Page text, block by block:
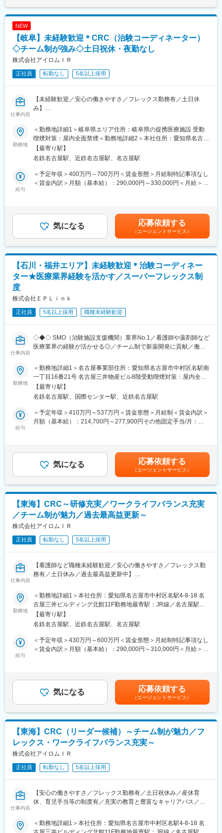
変更の範囲：会社の定める業務
（2）スケジュール管理力：
治験には決まった検査や診察の予定があるため、患者さんが無理
なく通えるように予定を調整する力が身につきます。
薬の種類や副作用、検査の内容など、医療に関する知識が自然と
（4）パソコンや書類の整理力：
検査の結果を記録したり、書類をまとめたりする仕事もありま
（5）チームで働く力：
治験は医師、看護師、薬剤師など、いろんな職種の人と協力して
進めるので、チームワークの大切さを学べます。
■安心の働きやすさ：
フレックスタイム制も取り入れ、柔軟に働き方をアレンジ可能。
導入研修が80時間あり、手厚いフォロー体制があります。
CRC社内認定制度を採用し、継続研修を充実させることで常に新
す。
■キャリアステップ：
CRCとして幅広い経験を積むことや、スペシャリストとして特定
また、グループの垣根を超えCRCからSMAやCRAへのキャリアチ
ェンジ、事業の枠をこえ新たなキャリアにチャレンジされている
方もいらっしゃいます。
変更の範囲：会社の定める業務
NEW
【岐阜】未経験歓迎＊CRC（治験コーディネーター）
◇チーム制が強み◇土日祝休・夜勤なし
株式会社アイロムＩＲ
正社員 転勤なし 5名以上採用
仕事内容
【未経験歓迎／安心の働きやすさ／フレックス勤務有／土日休
み】
■業務詳細／治験コーディネーター（CRCって何？）
新しい薬や治療法が安全で効果的かどうかを確かめるための臨床
試験（治験）をサポートする仕事です。
＜具体的に＞
患者さんが治験に参加する手続きを助けたり、治験中のデータを
収集・管理をします。
に貢献できるやりがいのある仕事です。
※担当する医療機関に常駐しての業務となります。
患者さんに治験の内容をわかりやすく説明したり、医師や看護師
と連携することで伝える力が身に付きます。
（2）スケジュール管理力：
なく通えるように予定を調整する力が身につきます。
薬の種類や副作用、検査の内容など、医療に関する知識が自然と
（4）パソコンや書類の整理力：
検査の結果を記録したり、書類をまとめたりする仕事もありま
（5）チームで働く力：
治験は医師、看護師、薬剤師など、いろんな職種の人と協力して
進めるので、チームワークの大切さを学べます。
■安心の働きやすさ：
フレックスタイム制も取り入れ、柔軟に働き方をアレンジ可能。
導入研修が80時間あり、手厚いフォロー体制があります。
CRC社内認定制度を採用し、継続研修を充実させることで常に新
しい知識を身につけ、スキルアップできる環境を用意していま
す。
■キャリアステップ：
CRCとして幅広い経験を積むことや、スペシャリストとして特定
の疾患領域の専門的な経験を積んでいくことも可能です。
また、グループの垣根を超えCRCからSMAやCRAへのキャリアチ
ェンジ、事業の枠をこえ新たなキャリアにチャレンジされている
方もいらっしゃいます。
変更の範囲：会社の定める業務
勤務地
＜勤務地詳細1＞岐阜県エリア住所：岐阜県の提携医療施設 受動
喫煙対策：屋内全面禁煙＜勤務地詳細2＞本社住所：愛知県名古屋
市中村区名駅4-8-18 名古屋三井ビルディング北館11F勤務地最寄
駅：JR線／名古屋駅受動喫煙対策：屋内全面禁煙変更の範囲：会
【最寄り駅】
名鉄名古屋駅、近鉄名古屋駅、名古屋駅
給与
＜予定年収＞400万円～700万円＜賃金形態＞月給制特記事項なし
＜賃金内訳＞月額（基本給）：290,000円～330,000円＜月給＞
があります。月給(月額)は固定手当を含めた表記です。
気になる 応募依頼する
（エージェントサービス）
【石川・福井エリア】未経験歓迎＊治験コーディネー
ター★医療業界経験を活かす／スーパーフレックス制
度
株式会社ＥＰＬｉｎｋ
正社員 5名以上採用 職種未経験歓迎
仕事内容
◇◆◇ SMO（治験施設支援機関）業界No.1／看護師や薬剤師など
医療業界の経験が活かせる◎／チーム制で新薬開発に貢献／働き
【CRC=治験コーディネーターとは？】
病院・クリニックを訪問して、患者様や医師や院内スタッフ、さ
らに製薬企業との連絡・調整役を担います。また、治験を受けて
いただく患者様の相談相手となり、じっくり向き合う仕事です。
【CRCのやりがい】
接聞けることもあります。患者様や医療機関から「ありがとう」
と感謝の言葉をいただけたときの喜びは、ひとしおです。
■午前：
・治験の進捗状況の確認や患者様対応の予定などを、院内の治験
事務局に共有
・来院された患者様の診察や検査に同席し、治験が手順通りに行
われているか、患者様の状態変化が無いかを確認します。
■午後：
・患者様の報告書作成
・治験の参加候補となる患者様をカルテから探す
・医師との打ち合わせ
■基礎研修が充実：
入社後1か月は研修期間となります。ビジネスマナーやPCスキル
研修が入社後研修としてあり、PC慣れしていない方も安心してご
入社いただけます。
現場配属後は、OJTで独り立ちまでサポートその後も定期的なフ
ォローアップ研修や、専門性を高める継続研修、階層別研修など
・ご自宅から1時間程度で通える施設をお任せする予定です。
・スーパーフレックスタイム制を導入しており、社員自身が業務
のスケジュールに合わせて始業、就業時間を決めることができま
す。
・5日間のリフレッシュ休暇制度や、時間単位で取得できる有給休
暇。
・産前産後休暇（妊娠中時短勤務あり）、子供が3歳になるまで取
得できる育児休業、
復帰後は短時間勤務制度の利用も可能。
※育児休業から復帰し3ヶ月後に、育児補助支援金を給付。
変更の範囲：会社の定める業務
勤務地
＜勤務地詳細1＞名古屋事業部住所：愛知県名古屋市中村区名駅南
一丁目16番21号 名古屋三井物産ビル8階受動喫煙対策：屋内全面
禁煙＜勤務地詳細2＞石川・福井エリア住所：石川県 受動喫煙対
策：屋内全面禁煙変更の範囲：会社の定める事業所
【最寄り駅】
名鉄名古屋駅、国際センター駅、近鉄名古屋駅
給与
＜予定年収＞410万円～537万円＜賃金形態＞月給制＜賃金内訳＞
月額（基本給）：214,700円～277,900円その他固定手当/月：
CRC手当・休日連絡対応手当■賞与：年2回（6月、12月）／昇
給：年1回（10月）※業績に応じ、決算賞与（秋季賞与）支給の場
合あり（10月）■時間外・休日出勤手当等の割増賃金は別途支給
賃金はあくまでも目安の金額であり、選考を通じて上下する可能
性があります。月給(月額)は固定手当を含めた表記です。
気になる 応募依頼する
（エージェントサービス）
【東海】CRC～研修充実／ワークライフバランス充実
／チーム制が魅力／過去最高益更新～
株式会社アイロムＩＲ
正社員 転勤なし 5名以上採用
仕事内容
【看護師など職種未経験歓迎／安心の働きやすさ／フレックス勤
務有／土日休み／過去最高益更新中】
験コーディネーター）として下記業務を行っていただきます。
・患者への試験の説明
・治験のスケジュール管理
・各種データの収集、管理など
■勤務地について
お住まいの地域や通勤時間を考慮します。
※ご自宅から担当医療機関への直行・直帰がメインです。
叶えながら働けるような環境作りを大切にしています。フレック
ス勤務制度、時短制度、産休育休、育児手当等の制度が充実し、
子育てとも両立させながらの勤務が可能です。チームで連携をと
ます。
【充実の教育と豊富なキャリアパス】
・CRC社内認定制度を採用し、研修の実施および履修記録を管理
することで知識・経験そして指導力を一定の基準で評価していま
す。自身のレベルに応じ、実務レベル、マネジメントレベル、デ
ィレクターレベルといった社内認定制度があり、目標をもって
日々の業務にあたれます。
・社員に多様な機会を提供し、新たなキャリアへの挑戦をサポー
トしています。CRCとしてのスキルアップも、一度に同じ施設内
の別の疾患領域のプロジェクトを担当することもでき、幅広い経
な経験を積んでいくことも可能です。また、グループの垣根を超
勤務地
＜勤務地詳細1＞本社住所：愛知県名古屋市中村区名駅4-8-18 名
古屋三井ビルディング北館11F勤務地最寄駅：JR線／名古屋駅受
動喫煙対策：屋内全面禁煙＜勤務地詳細2＞東海住所：東海エリア
（愛知県、静岡県、岐阜県、三重県、） 受動喫煙対策：屋内全面
【最寄り駅】
名鉄名古屋駅、近鉄名古屋駅、名古屋駅
給与
＜予定年収＞430万円～600万円＜賃金形態＞月給制特記事項なし
＜賃金内訳＞月額（基本給）：290,000円～310,000円＜月給＞
があります。月給(月額)は固定手当を含めた表記です。
気になる 応募依頼する
（エージェントサービス）
【東海】CRC（リーダー候補）～チーム制が魅力／フ
レックス・ワークライフバランス充実～
株式会社アイロムＩＲ
正社員 転勤なし 5名以上採用
仕事内容
【安心の働きやすさ／フレックス勤務有／土日祝休み／産休育
休、育児手当等の制度有／充実の教育と豊富なキャリアパス／増
■職務概要：業界内でトップクラスの実績を誇る同社のCRC（治
験コーディネーター）として下記業務を行っていただきます。
＜勤務地詳細1＞本社住所：愛知県名古屋市中村区名駅4-8-18 名